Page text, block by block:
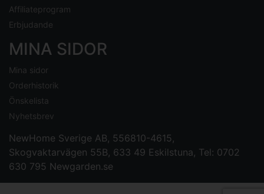
Affiliateprogram
Erbjudande
MINA SIDOR
Mina sidor
Orderhistorik
Önskelista
Nyhetsbrev
NewHome Sverige AB, 556810-4615,
Skogvaktarvägen 55B, 633 49 Eskilstuna, Tel: 0702
630 795 Newgarden.se